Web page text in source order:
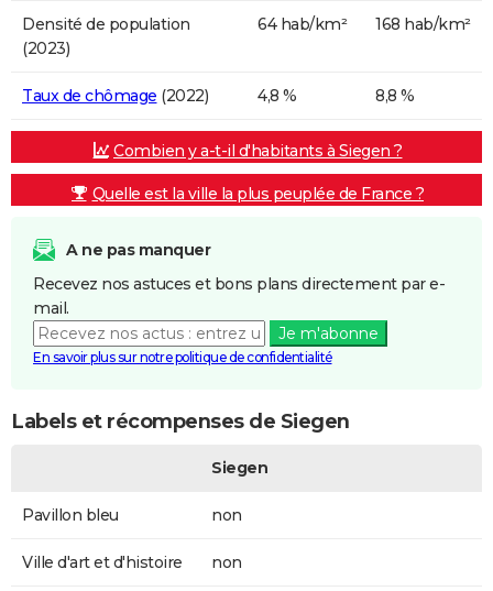
Densité de population
(2023)
64 hab/km² 168 hab/km²
Taux de chômage (2022) 4,8 % 8,8 %
Combien y a-t-il d'habitants à Siegen ?
Quelle est la ville la plus peuplée de France ?
A ne pas manquer
Recevez nos astuces et bons plans directement par e-
mail.
Je m'abonne
En savoir plus sur notre politique de confidentialité
Labels et récompenses de Siegen
Siegen
Pavillon bleu non
Ville d'art et d'histoire non